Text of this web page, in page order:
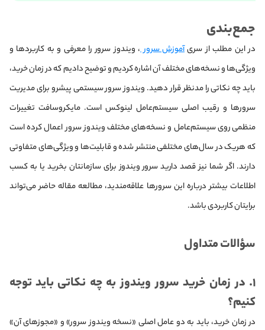
جمع‌بندی
در این مطلب از سریآموزش سرور، ویندوز سرور را معرفی و به کاربردها و
ویژگی‌ها و نسخه‌های مختلف آن اشاره کردیم و توضیح دادیم که در زمان خرید،
باید چه نکاتی را مدنظر قرار دهید. ویندوز سرور سیستمی پیشرو برای مدیریت
سرورها و رقیب اصلی سیستم‌عامل لینوکس است. مایکروسافت تغییرات
منظمی روی سیستم‌عامل و نسخه‌های مختلف ویندوز سرور اعمال کرده است
که هر‌یک در سال‌های مختلفی منتشر شده و قابلیت‌ها و ویژگی‌های متفاوتی
دارند. اگر شما نیز قصد دارید سرور ویندوز برای سازمانتان بخرید یا به کسب
اطلاعات بیشتر درباره این سرورها علاقه‌مند‌ید، مطالعه مقاله حاضر می‌تواند
برایتان کاربردی باشد.
سؤالات متداول
۱. در زمان خرید سرور ویندوز به چه نکاتی باید توجه
کنیم؟
در زمان خرید، باید به دو عامل اصلی «نسخه ویندوز سرور» و «مجوزهای آن»